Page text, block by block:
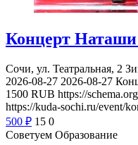
Концерт Наташи
Сочи, ул. Театральная, 2
2026-08-27 2026-08-27
1500 RUB https://
https://kuda-sochi.ru/event/
500 ₽ 15 0
Советуем Образование